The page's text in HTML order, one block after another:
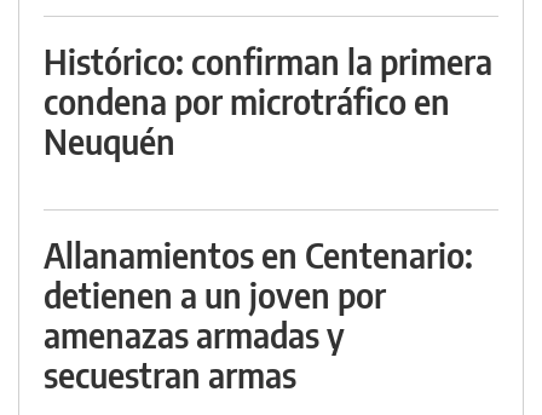
Histórico: confirman la primera
condena por microtráfico en
Neuquén
Allanamientos en Centenario:
detienen a un joven por
amenazas armadas y
secuestran armas